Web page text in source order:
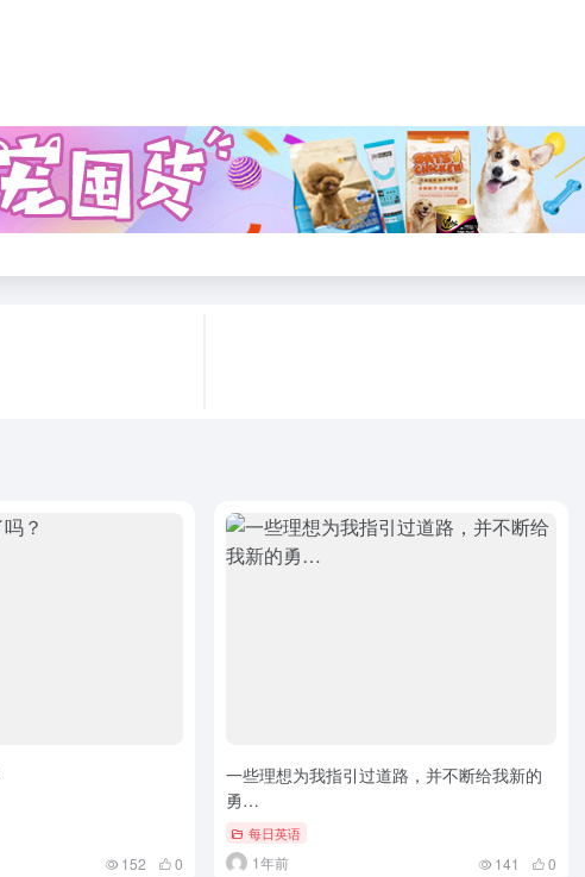
152 0
一些理想为我指引过道路，并不断给我新的
勇…
每日英语
1年前 141 0